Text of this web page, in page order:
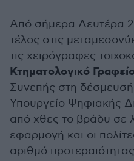
Από σήμερα Δευτέρα
τέλος στις
τις χειρόγραφες
Κτηματολογικό
Συνεπής στη
Υπουργείο Ψηφιακής
από χθες το βράδυ σε
εφαρμογή και οι
αριθμό